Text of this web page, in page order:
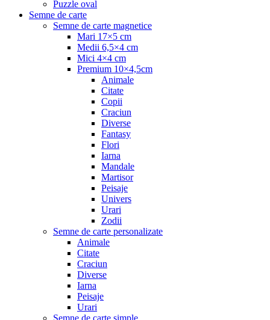
Puzzle oval
Semne de carte
Semne de carte magnetice
Mari 17×5 cm
Medii 6,5×4 cm
Mici 4×4 cm
Premium 10×4,5cm
Animale
Citate
Copii
Craciun
Diverse
Fantasy
Flori
Iarna
Mandale
Martisor
Peisaje
Univers
Urari
Zodii
Semne de carte personalizate
Animale
Citate
Craciun
Diverse
Iarna
Peisaje
Urari
Semne de carte simple